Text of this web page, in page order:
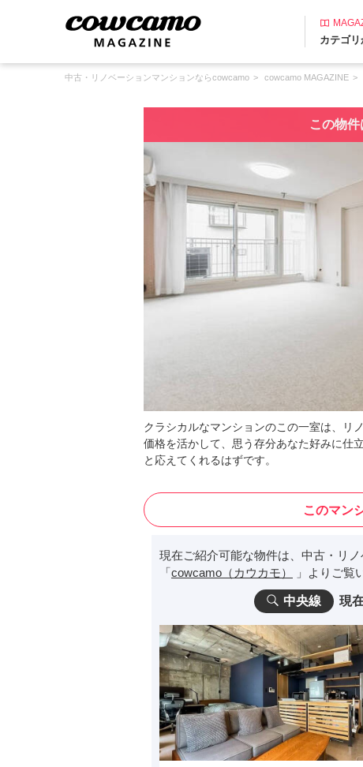
カテゴ
中古・リノベーションマンションならcowcamo cowcamo MAGAZINE
この物件
クラシカルなマンションのこの一室は、リ
価格を活かして、思う存分あなた好みに仕
と応えてくれるはずです。
このマン
現在ご紹介可能な物件は、中古・リ
「cowcamo（カウカモ） 」よりご覧
中央線 現